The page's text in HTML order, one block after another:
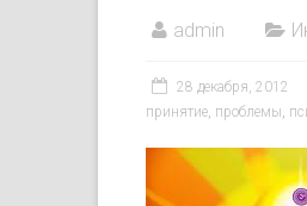
admin
28 декабря, 2012
принятие, проблемы,